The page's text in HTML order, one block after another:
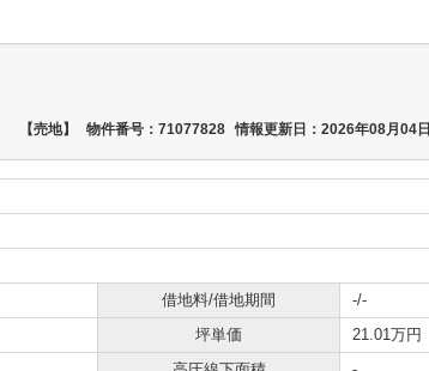
【売地】 物件番号：71077828 情報更新日：2026年08月04日
借地料/借地期間
-/-
坪単価
21.01万円